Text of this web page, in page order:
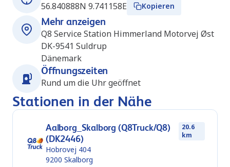
56.840888N 9.741158E
Kopieren
Mehr anzeigen
Q8 Service Station Himmerland Motorvej Øst
DK-9541 Suldrup
Dänemark
Öffnungszeiten
Rund um die Uhr geöffnet
Stationen in der Nähe
Aalborg_Skalborg (Q8Truck/Q8)
(DK2446)
20.6
km
Hobrovej 404
9200 Skalborg